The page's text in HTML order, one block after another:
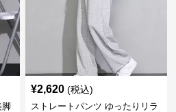
¥2,620 (税込)
ストレートパンツ ゆったりリラ